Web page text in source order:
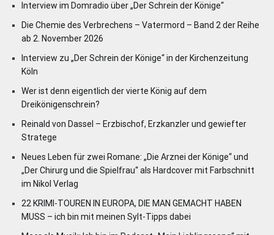
Interview im Domradio über „Der Schrein der Könige“
Die Chemie des Verbrechens – Vatermord – Band 2 der Reihe
ab 2. November 2026
Interview zu „Der Schrein der Könige“ in der Kirchenzeitung
Köln
Wer ist denn eigentlich der vierte König auf dem
Dreikönigenschrein?
Reinald von Dassel – Erzbischof, Erzkanzler und gewiefter
Stratege
Neues Leben für zwei Romane: „Die Arznei der Könige“ und
„Der Chirurg und die Spielfrau“ als Hardcover mit Farbschnitt
im Nikol Verlag
22 KRIMI-TOUREN IN EUROPA, DIE MAN GEMACHT HABEN
MUSS – ich bin mit meinen Sylt-Tipps dabei